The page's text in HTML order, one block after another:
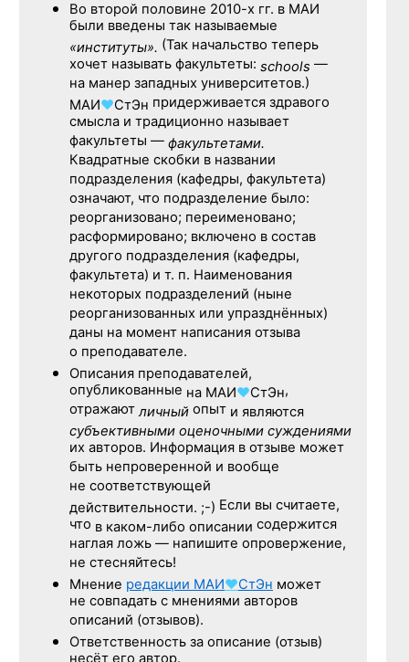
Во второй половине 2010-х гг. в МАИ
были введены так называемые
«институты». (Так начальство теперь
хочет называть факультеты: schools —
на манер западных университетов.)
МАИ♥СтЭн придерживается здравого
смысла и традиционно называет
факультеты — факультетами.
Квадратные скобки в названии
подразделения (кафедры, факультета)
означают, что подразделение было:
реорганизовано; переименовано;
расформировано; включено в состав
другого подразделения (кафедры,
факультета) и т. п. Наименования
некоторых подразделений (ныне
реорганизованных или упразднённых)
даны на момент написания отзыва
о преподавателе.
Описания преподавателей,
опубликованные на МАИ♥СтЭн,
отражаютличный опыт и являются
субъективными оценочными суждениями
их авторов. Информация в отзыве может
быть непроверенной и вообще
не соответствующей
действительности. ;-) Если вы считаете,
что в каком-либо описании содержится
наглая ложь — напишите опровержение,
не стесняйтесь!
Мнение редакции МАИ♥СтЭн может
не совпадать с мнениями авторов
описаний (отзывов).
Ответственность за описание (отзыв)